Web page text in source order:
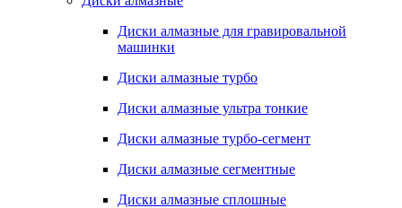
Диски алмазные для гравировальной
машинки
Диски алмазные турбо
Диски алмазные ультра тонкие
Диски алмазные турбо-сегмент
Диски алмазные сегментные
Диски алмазные сплошные